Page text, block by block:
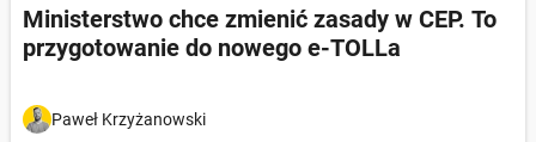
Ministerstwo chce zmienić zasady w CEP. To
przygotowanie do nowego e-TOLLa
Paweł Krzyżanowski